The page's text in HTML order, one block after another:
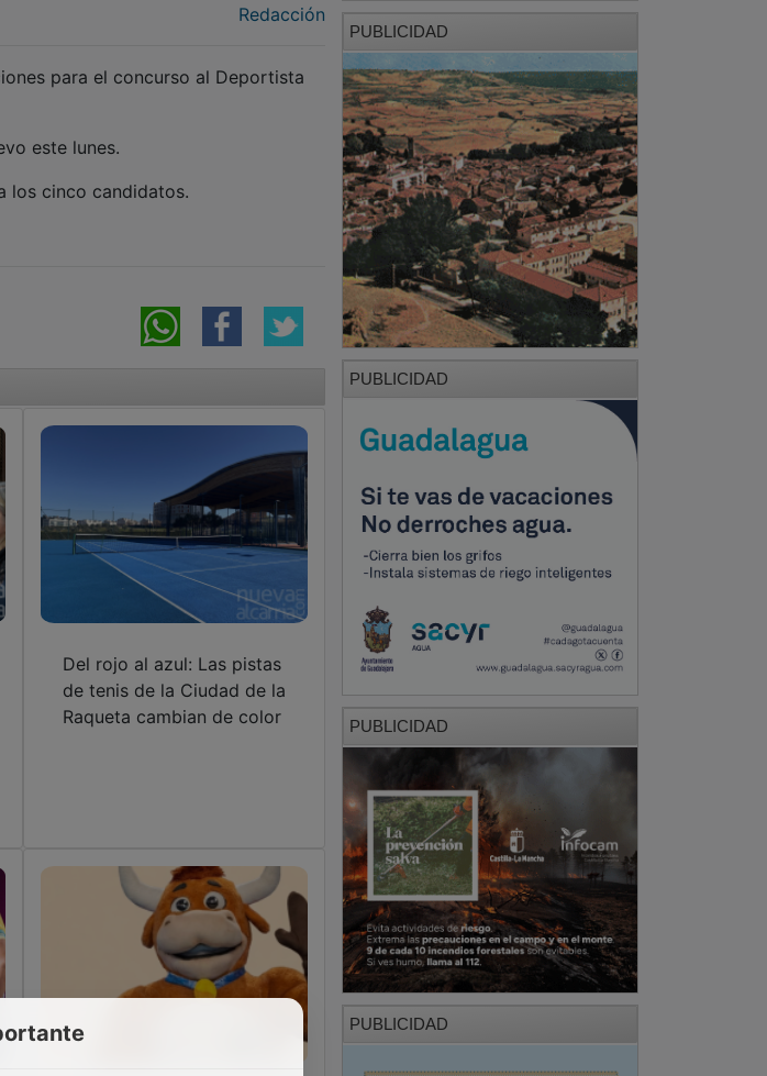
Redacción
para el concurso al Deportista
este lunes.
los cinco candidatos.
Del rojo al azul: Las pistas
de tenis de la Ciudad de la
Raqueta cambian de color
PUBLICIDAD
PUBLICIDAD
PUBLICIDAD
PUBLICIDAD